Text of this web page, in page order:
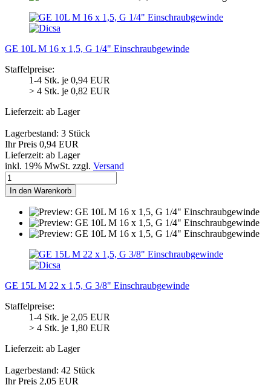
GE 10L M 16 x 1,5, G 1/4" Einschraubgewinde
Staffelpreise:
1-4 Stk. je 0,94 EUR
> 4 Stk. je 0,82 EUR
Lieferzeit: ab Lager
Lagerbestand: 3 Stück
Ihr Preis 0,94 EUR
Lieferzeit: ab Lager
inkl. 19% MwSt. zzgl. Versand
In den Warenkorb
GE 15L M 22 x 1,5, G 3/8" Einschraubgewinde
Staffelpreise:
1-4 Stk. je 2,05 EUR
> 4 Stk. je 1,80 EUR
Lieferzeit: ab Lager
Lagerbestand: 42 Stück
Ihr Preis 2,05 EUR